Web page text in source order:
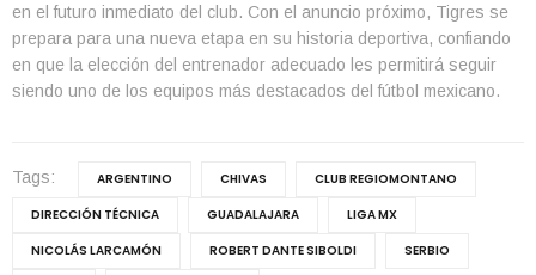
en el futuro inmediato del club. Con el anuncio próximo, Tigres se
prepara para una nueva etapa en su historia deportiva, confiando
en que la elección del entrenador adecuado les permitirá seguir
siendo uno de los equipos más destacados del fútbol mexicano.
Tags: ARGENTINO CHIVAS
CLUB REGIOMONTANO
DIRECCIÓN TÉCNICA
GUADALAJARA
LIGA MX
NICOLÁS LARCAMÓN
ROBERT DANTE SIBOLDI
SERBIO